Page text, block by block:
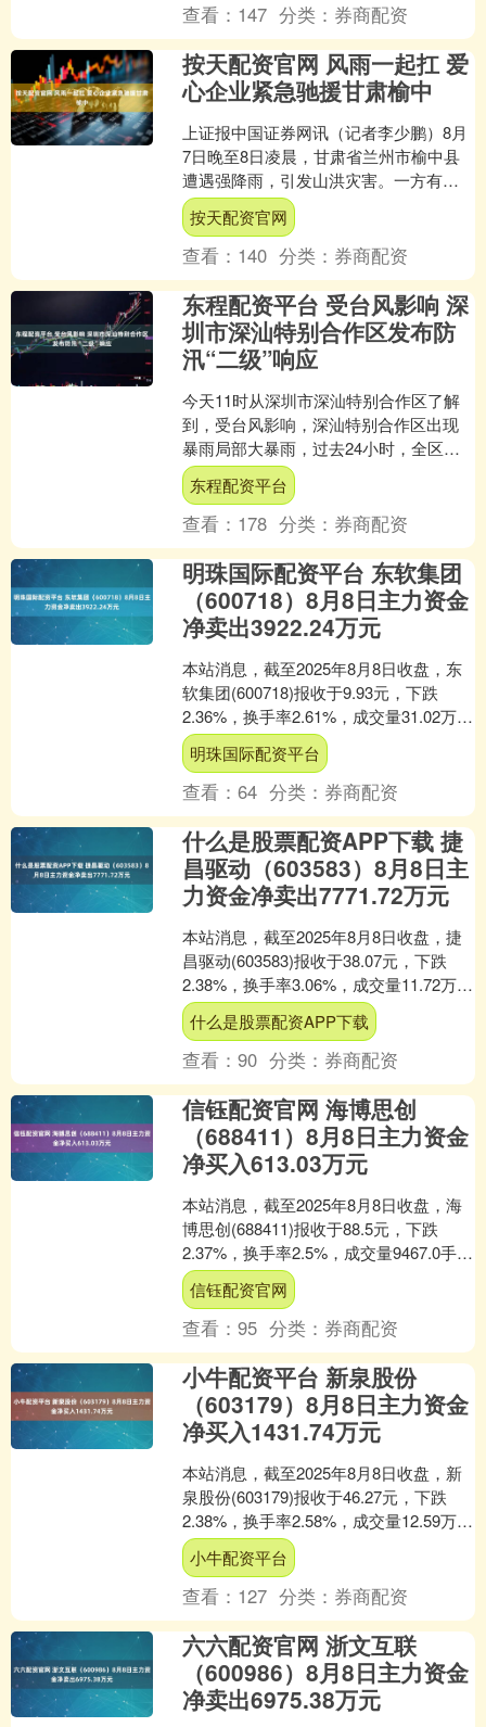
查看： 147 分类： 券商配资
按天配资官网 风雨一起扛 爱
心企业紧急驰援甘肃榆中
上证报中国证券网讯（记者李少鹏）8月
7日晚至8日凌晨，甘肃省兰州市榆中县
遭遇强降雨，引发山洪灾害。一方有
难，八方支援。灾害发生后，甘肃省内
外企业第一时间启动捐助....
按天配资官网
查看： 140 分类： 券商配资
东程配资平台 受台风影响 深
圳市深汕特别合作区发布防
汛“二级”响应
今天11时从深圳市深汕特别合作区了解
到，受台风影响，深汕特别合作区出现
暴雨局部大暴雨，过去24小时，全区平
均雨量为89.3毫米，最大累计雨量148.0
毫米。当地....
东程配资平台
查看： 178 分类： 券商配资
明珠国际配资平台 东软集团
（600718）8月8日主力资金
净卖出3922.24万元
本站消息，截至2025年8月8日收盘，东
软集团(600718)报收于9.93元，下跌
2.36%，换手率2.61%，成交量31.02万
手，成交额3.09亿元。 8....
明珠国际配资平台
查看：64 分类： 券商配资
什么是股票配资APP下载 捷
昌驱动（603583）8月8日主
力资金净卖出7771.72万元
本站消息，截至2025年8月8日收盘，捷
昌驱动(603583)报收于38.07元，下跌
2.38%，换手率3.06%，成交量11.72万
手，成交额4.48亿元。 ....
什么是股票配资APP下载
查看：90 分类： 券商配资
信钰配资官网 海博思创
（688411）8月8日主力资金
净买入613.03万元
本站消息，截至2025年8月8日收盘，海
博思创(688411)报收于88.5元，下跌
2.37%，换手率2.5%，成交量9467.0手，
成交额8487.18万元。....
信钰配资官网
查看：95 分类： 券商配资
小牛配资平台 新泉股份
（603179）8月8日主力资金
净买入1431.74万元
本站消息，截至2025年8月8日收盘，新
泉股份(603179)报收于46.27元，下跌
2.38%，换手率2.58%，成交量12.59万
手，成交额5.81亿元。 ....
小牛配资平台
查看： 127 分类： 券商配资
六六配资官网 浙文互联
（600986）8月8日主力资金
净卖出6975.38万元